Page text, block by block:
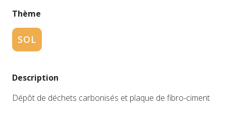
Thème
SOL
Description
Dépôt de déchets carbonisés et plaque de fibro-ciment